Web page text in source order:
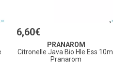
6,60€
PRANAROM
Citronelle Java Bio Hle Ess 10ml
Pranarom